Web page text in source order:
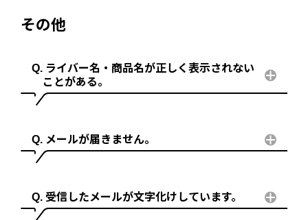
その他
ライバー名・商品名が正しく表示されない
ことがある。
メールが届きません。
受信したメールが文字化けしています。